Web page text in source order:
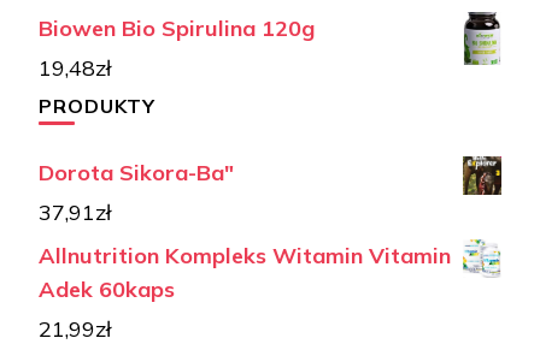
Biowen Bio Spirulina 120g
19,48zł
PRODUKTY
Dorota Sikora-Ba"
37,91zł
Allnutrition Kompleks Witamin Vitamin
Adek 60kaps
21,99zł